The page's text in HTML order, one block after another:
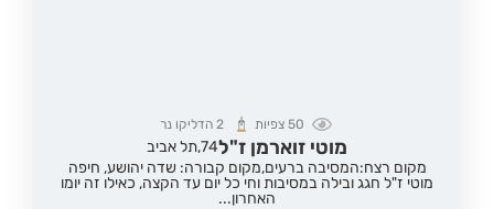
50 צפיות 2 הדליקו נר
מוטי זוארמן ז"ל74,תל אביב
מקום רצח:המסיבה ברעים,מקום קבורה: שדה יהושע, חיפה
מוטי ז"ל חגג ובילה במסיבות וחי כל יום עד הקצה, כאילו זה יומו
האחרון...